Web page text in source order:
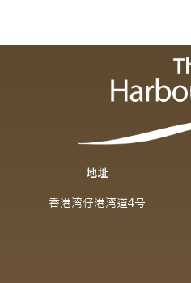
地址
香港湾仔港湾道4号